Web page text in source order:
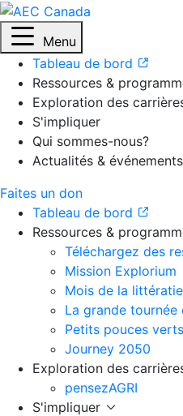
Menu
Tableau de bord
Ressources &
Exploration des
S'impliquer
Qui sommes-nous?
Actualités & événements
Faites un don
Tableau de bord
Ressources &
Téléchargez des
Mission Explorium
Mois de la
La grande tournée
Petits pouces verts
Journey 2050
Exploration des
pensezAGRI
S'impliquer